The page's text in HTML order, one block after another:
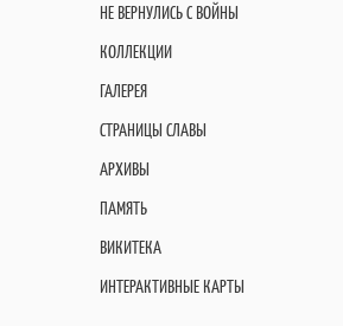
НЕ ВЕРНУЛИСЬ С ВОЙНЫ
КОЛЛЕКЦИИ
ГАЛЕРЕЯ
СТРАНИЦЫ СЛАВЫ
АРХИВЫ
ПАМЯТЬ
ВИКИТЕКА
ИНТЕРАКТИВНЫЕ КАРТЫ